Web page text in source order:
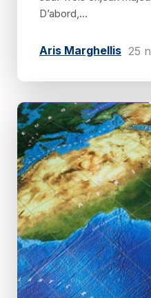
D’abord,...
Aris Marghellis 25